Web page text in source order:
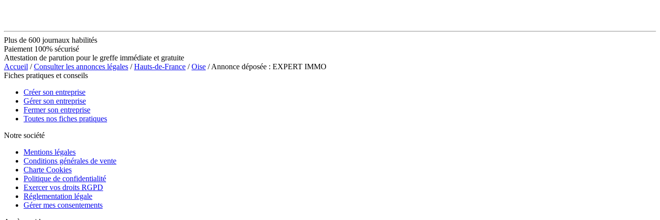
Plus de 600 journaux habilités
Paiement 100% sécurisé
Attestation de parution pour le greffe immédiate et gratuite
Accueil /Consulter les annonces légales /Hauts-de-France /Oise / Annonce déposée : EXPERT IMMO
Fiches pratiques et conseils
Créer son entreprise
Gérer son entreprise
Fermer son entreprise
Toutes nos fiches pratiques
Notre société
Mentions légales
Conditions générales de vente
Charte Cookies
Politique de confidentialité
Exercer vos droits RGPD
Réglementation légale
Gérer mes consentements